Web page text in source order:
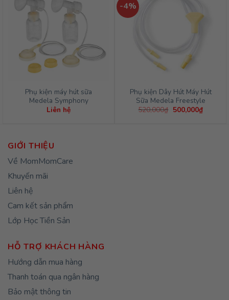
Phụ kiện máy hút sữa
Medela Symphony
Liên hệ
-4%
Phụ kiện Dây Hút Máy Hút
Sữa Medela Freestyle
520,000₫ Giá
500,000₫Giá
hiện
GIỚI THIỆU
Về MomMomCare
Khuyến mãi
Liên hệ
Cam kết sản phẩm
Lớp Học Tiền Sản
HỖ TRỢ KHÁCH HÀNG
Hướng dẫn mua hàng
Thanh toán qua ngân hàng
Bảo mật thông tin